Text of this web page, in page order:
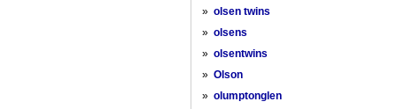
» olsen twins
» olsens
» olsentwins
» Olson
» olumptonglen